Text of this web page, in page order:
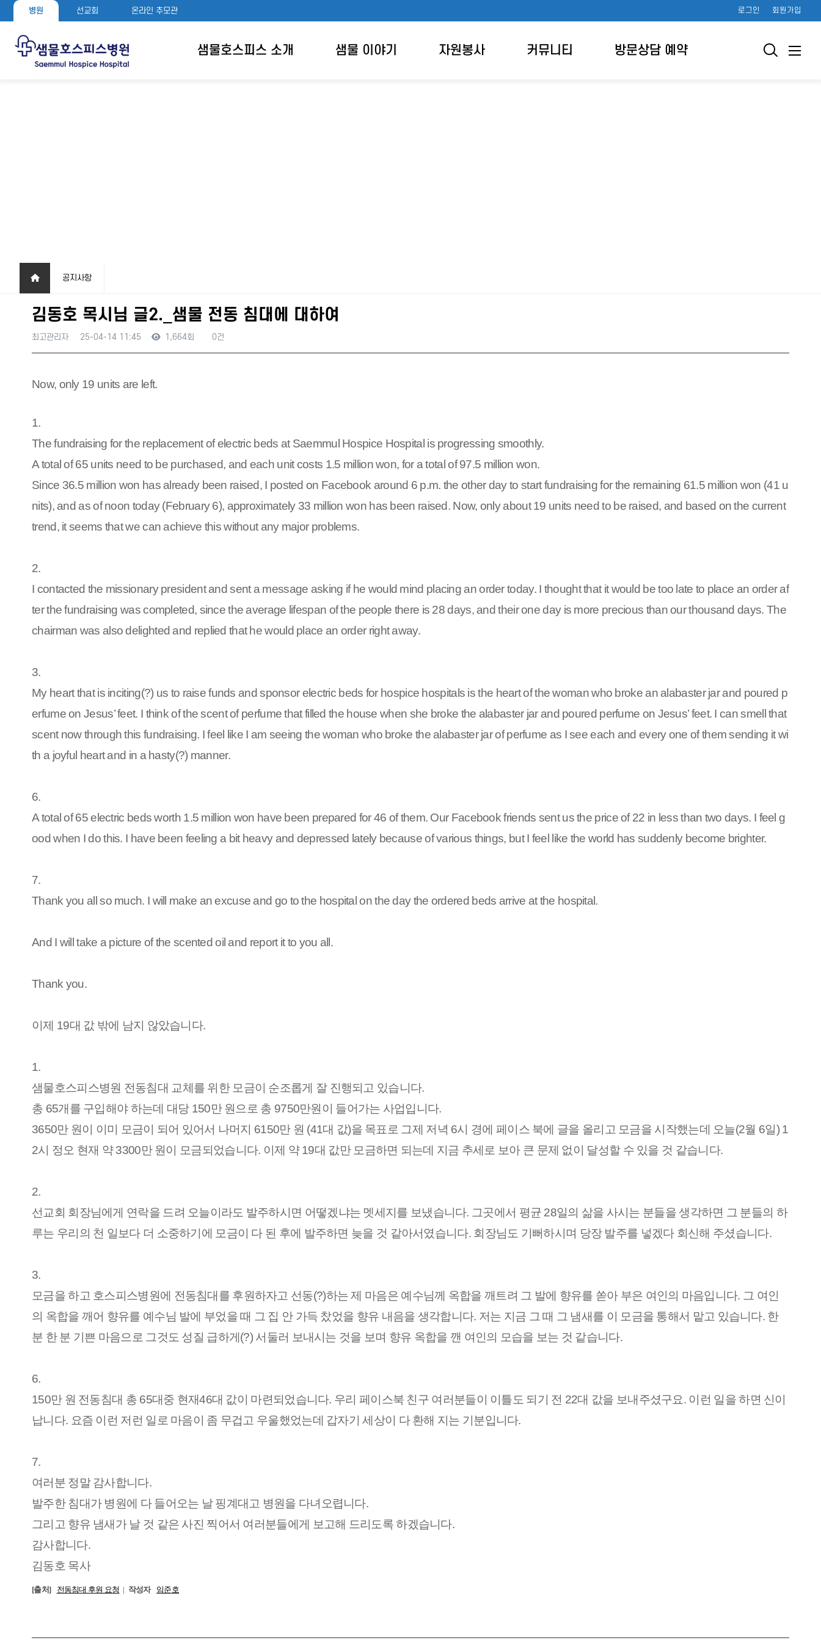
병원 선교회 온라인 추모관 로그인 회원가입
샘물호스피스 소개 샘물 이야기 자원봉사 커뮤니티 방문상담 예약
공지사항
김동호 목시님 글2._샘물 전동 침대에 대하여
최고관리자 25-04-14 11:45 1,664회 0건
Now, only 19 units are left.
1.
The fundraising for the replacement of electric beds at Saemmul Hospice Hospital is progressing smoothly.
A total of 65 units need to be purchased, and each unit costs 1.5 million won, for a total of 97.5 million won.
Since 36.5 million won has already been raised, I posted on Facebook around 6 p.m. the other day to start fundraising for the remaining 61.5 million won (41 u
nits), and as of noon today (February 6), approximately 33 million won has been raised. Now, only about 19 units need to be raised, and based on the current
trend, it seems that we can achieve this without any major problems.
2.
I contacted the missionary president and sent a message asking if he would mind placing an order today. I thought that it would be too late to place an order af
ter the fundraising was completed, since the average lifespan of the people there is 28 days, and their one day is more precious than our thousand days. The
chairman was also delighted and replied that he would place an order right away.
3.
My heart that is inciting(?) us to raise funds and sponsor electric beds for hospice hospitals is the heart of the woman who broke an alabaster jar and poured p
erfume on Jesus’ feet. I think of the scent of perfume that filled the house when she broke the alabaster jar and poured perfume on Jesus’ feet. I can smell that
scent now through this fundraising. I feel like I am seeing the woman who broke the alabaster jar of perfume as I see each and every one of them sending it wi
th a joyful heart and in a hasty(?) manner.
6.
A total of 65 electric beds worth 1.5 million won have been prepared for 46 of them. Our Facebook friends sent us the price of 22 in less than two days. I feel g
ood when I do this. I have been feeling a bit heavy and depressed lately because of various things, but I feel like the world has suddenly become brighter.
7.
Thank you all so much. I will make an excuse and go to the hospital on the day the ordered beds arrive at the hospital.
And I will take a picture of the scented oil and report it to you all.
Thank you.
이제 19대 값 밖에 남지 않았습니다.
1.
샘물호스피스병원 전동침대 교체를 위한 모금이 순조롭게 잘 진행되고 있습니다.
총 65개를 구입해야 하는데 대당 150만 원으로 총 9750만원이 들어가는 사업입니다.
3650만 원이 이미 모금이 되어 있어서 나머지 6150만 원 (41대 값)을 목표로 그제 저녁 6시 경에 페이스 북에 글을 올리고 모금을 시작했는데 오늘(2월 6일) 1
2시 정오 현재 약 3300만 원이 모금되었습니다. 이제 약 19대 값만 모금하면 되는데 지금 추세로 보아 큰 문제 없이 달성할 수 있을 것 같습니다.
2.
선교회 회장님에게 연락을 드려 오늘이라도 발주하시면 어떻겠냐는 멧세지를 보냈습니다. 그곳에서 평균 28일의 삶을 사시는 분들을 생각하면 그 분들의 하
루는 우리의 천 일보다 더 소중하기에 모금이 다 된 후에 발주하면 늦을 것 같아서였습니다. 회장님도 기뻐하시며 당장 발주를 넣겠다 회신해 주셨습니다.
3.
모금을 하고 호스피스병원에 전동침대를 후원하자고 선동(?)하는 제 마음은 예수님께 옥합을 깨트려 그 발에 향유를 쏟아 부은 여인의 마음입니다. 그 여인
의 옥합을 깨어 향유를 예수님 발에 부었을 때 그 집 안 가득 찼었을 향유 내음을 생각합니다. 저는 지금 그 때 그 냄새를 이 모금을 통해서 맡고 있습니다. 한
분 한 분 기쁜 마음으로 그것도 성질 급하게(?) 서둘러 보내시는 것을 보며 향유 옥합을 깬 여인의 모습을 보는 것 같습니다.
6.
150만 원 전동침대 총 65대중 현재46대 값이 마련되었습니다. 우리 페이스북 친구 여러분들이 이틀도 되기 전 22대 값을 보내주셨구요. 이런 일을 하면 신이
납니다. 요즘 이런 저런 일로 마음이 좀 무겁고 우울했었는데 갑자기 세상이 다 환해 지는 기분입니다.
7.
여러분 정말 감사합니다.
발주한 침대가 병원에 다 들어오는 날 핑계대고 병원을 다녀오렵니다.
그리고 향유 냄새가 날 것 같은 사진 찍어서 여러분들에게 보고해 드리도록 하겠습니다.
감사합니다.
김동호 목사
[출처] 전동침대 후원 요청 | 작성자 임준호